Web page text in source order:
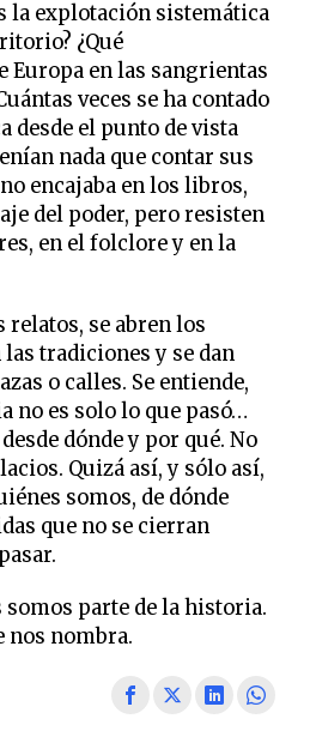
la explotación sistemática
¿Qué
Europa en las sangrientas
veces se ha contado
desde el punto de vista
nada que contar sus
encajaba en los libros,
del poder, pero resisten
en el folclore y en la
relatos, se abren los
tradiciones y se dan
o calles. Se entiende,
no es solo lo que pasó…
dónde y por qué. No
Quizá así, y sólo así,
somos, de dónde
que no se cierran
parte de la historia.
nos nombra.